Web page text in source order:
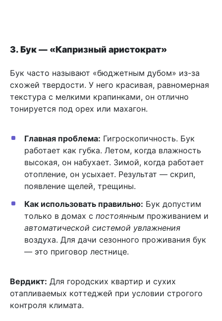
3. Бук — «Капризный аристократ»
Бук часто называют «бюджетным дубом» из-за
схожей твердости. У него красивая, равномерная
текстура с мелкими крапинками, он отлично
тонируется под орех или махагон.
Главная проблема: Гигроскопичность. Бук
работает как губка. Летом, когда влажность
высокая, он набухает. Зимой, когда работает
отопление, он усыхает. Результат — скрип,
появление щелей, трещины.
Как использовать правильно: Бук допустим
только в домах с постояннымпроживанием и
автоматической системой увлажнения
воздуха. Для дачи сезонного проживания бук
— это приговор лестнице.
Вердикт: Для городских квартир и сухих
отапливаемых коттеджей при условии строгого
контроля климата.